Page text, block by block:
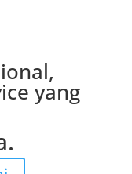
yang